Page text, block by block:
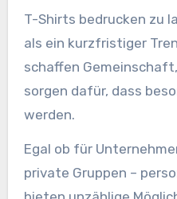
T-Shirts bedrucken zu
als ein kurzfristiger
schaffen
sorgen dafür, dass
werden.
Egal ob für
private Gruppen –